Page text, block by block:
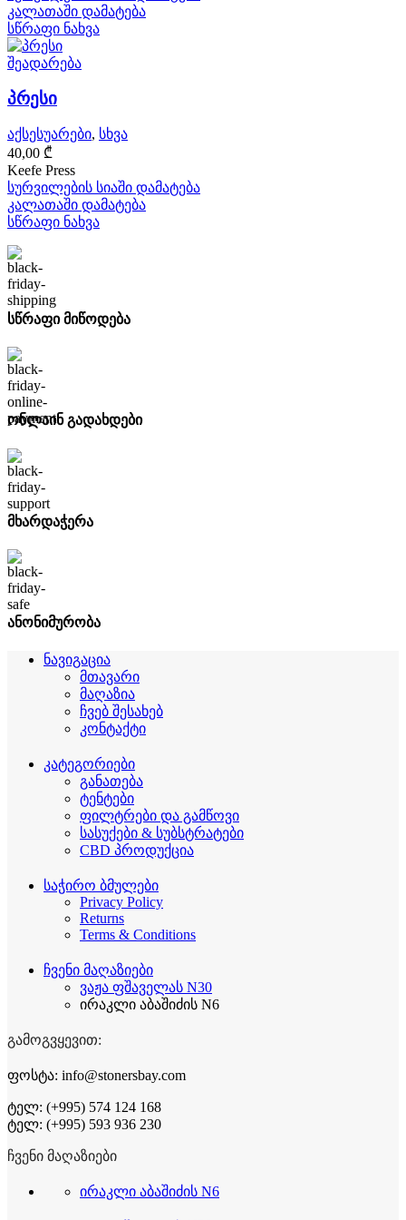
კალათაში დამატება
სწრაფი ნახვა
შეადარება
პრესი
აქსესუარები, სხვა
40,00 ₾
Keefe Press
სურვილების სიაში დამატება
კალათაში დამატება
სწრაფი ნახვა
სწრაფი მიწოდება
ონლაინ გადახდები
მხარდაჭერა
ანონიმურობა
ნავიგაცია
მთავარი
მაღაზია
ჩვებ შესახებ
კონტაქტი
კატეგორიები
განათება
ტენტები
ფილტრები და გამწოვი
სასუქები & სუბსტრატები
CBD პროდუქცია
საჭირო ბმულები
Privacy Policy
Returns
Terms & Conditions
ჩვენი მაღაზიები
ვაჟა ფშაველას N30
ირაკლი აბაშიძის N6
გამოგვყევით:
ფოსტა: info@stonersbay.com
ტელ: (+995) 574 124 168
ტელ: (+995) 593 936 230
ჩვენი მაღაზიები
ირაკლი აბაშიძის N6